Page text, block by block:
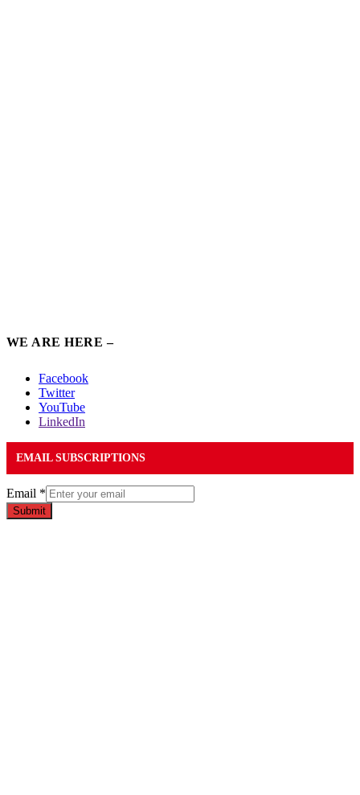
WE ARE HERE –
Facebook
Twitter
YouTube
LinkedIn
EMAIL SUBSCRIPTIONS
Email *
Submit